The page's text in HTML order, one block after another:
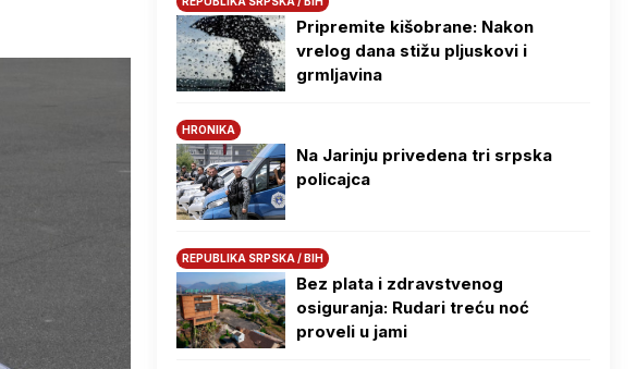
Pripremite kišobrane: Nakon
vrelog dana stižu pljuskovi i
grmljavina
HRONIKA
Na Јarinju privedena tri srpska
policajca
REPUBLIKA SRPSKA / BIH
Bez plata i zdravstvenog
osiguranja: Rudari treću noć
proveli u jami